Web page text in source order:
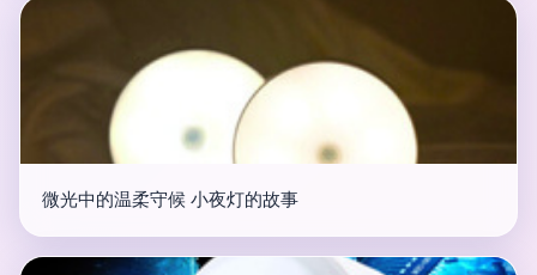
微光中的温柔守候 小夜灯的故事